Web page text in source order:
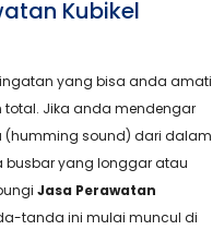
Kubikel
yang bisa anda amati
total. Jika anda mendengar
sound) dari dalam
busbar yang longgar atau
Jasa Perawatan
tanda ini mulai muncul di